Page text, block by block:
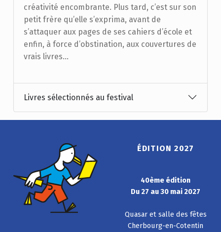
créativité encombrante. Plus tard, c’est sur son
petit frère qu’elle s’exprima, avant de
s’attaquer aux pages de ses cahiers d’école et
enfin, à force d’obstination, aux couvertures de
vrais livres…
Livres sélectionnés au festival
ÉDITION 2027
40ème édition
Du 27 au 30 mai 2027
Quasar et salle des fêtes
Cherbourg-en-Cotentin